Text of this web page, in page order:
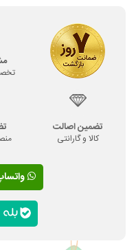
تضمین اصالت
کالا و گارانتی
واتساپ